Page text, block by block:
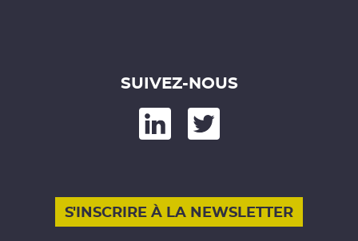
SUIVEZ-NOUS
S'INSCRIRE À LA NEWSLETTER